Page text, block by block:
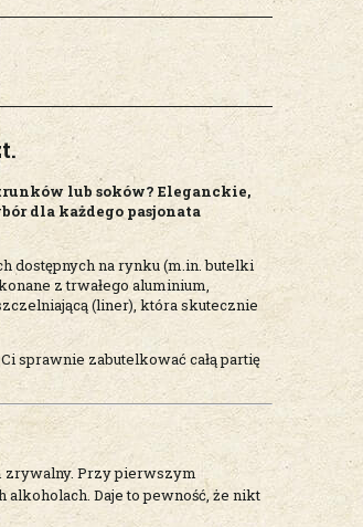
lub soków? Eleganckie,
dla każdego pasjonata
dostępnych na rynku (m.in. butelki
z trwałego aluminium,
(liner), która skutecznie
sprawnie zabutelkować całą partię
zrywalny. Przy pierwszym
Daje to pewność, że nikt